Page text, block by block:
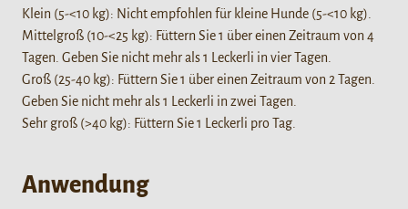
Klein (5-<10 kg): Nicht empfohlen für kleine Hunde (5-<10 kg).
Mittelgroß (10-<25 kg): Füttern Sie 1 über einen Zeitraum von 4
Tagen. Geben Sie nicht mehr als 1 Leckerli in vier Tagen.
Groß (25-40 kg): Füttern Sie 1 über einen Zeitraum von 2 Tagen.
Geben Sie nicht mehr als 1 Leckerli in zwei Tagen.
Sehr groß (>40 kg): Füttern Sie 1 Leckerli pro Tag.
Anwendung